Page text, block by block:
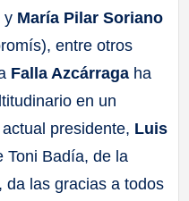
y María Pilar Soriano
entre otros
Falla Azcárraga ha
en un
presidente, Luis
Toni Badía, de la
da las gracias a todos